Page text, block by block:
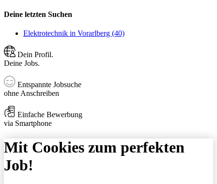
Deine letzten Suchen
Elektrotechnik in Vorarlberg (40)
Dein Profil.
Deine Jobs.
Entspannte Jobsuche
ohne Anschreiben
Einfache Bewerbung
via Smartphone
Mit Cookies zum perfekten
Job!